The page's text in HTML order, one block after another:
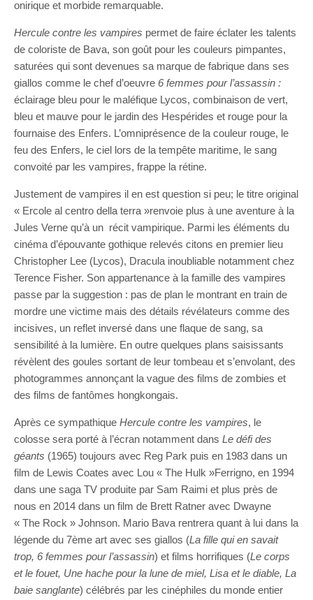
onirique et morbide remarquable.
Hercule contre les vampires permet de faire éclater les talents
de coloriste de Bava, son goût pour les couleurs pimpantes,
saturées qui sont devenues sa marque de fabrique dans ses
giallos comme le chef d’oeuvre 6 femmes pour l’assassin :
éclairage bleu pour le maléfique Lycos, combinaison de vert,
bleu et mauve pour le jardin des Hespérides et rouge pour la
fournaise des Enfers. L’omniprésence de la couleur rouge, le
feu des Enfers, le ciel lors de la tempête maritime, le sang
convoité par les vampires, frappe la rétine.
Justement de vampires il en est question si peu; le titre original
« Ercole al centro della terra »renvoie plus à une aventure à la
Jules Verne qu’à un récit vampirique. Parmi les éléments du
cinéma d’épouvante gothique relevés citons en premier lieu
Christopher Lee (Lycos), Dracula inoubliable notamment chez
Terence Fisher. Son appartenance à la famille des vampires
passe par la suggestion : pas de plan le montrant en train de
mordre une victime mais des détails révélateurs comme des
incisives, un reflet inversé dans une flaque de sang, sa
sensibilité à la lumière. En outre quelques plans saisissants
révèlent des goules sortant de leur tombeau et s’envolant, des
photogrammes annonçant la vague des films de zombies et
des films de fantômes hongkongais.
Après ce sympathique Hercule contre les vampires, le
colosse sera porté à l’écran notamment dans Le défi des
géants (1965) toujours avec Reg Park puis en 1983 dans un
film de Lewis Coates avec Lou « The Hulk »Ferrigno, en 1994
dans une saga TV produite par Sam Raimi et plus près de
nous en 2014 dans un film de Brett Ratner avec Dwayne
« The Rock » Johnson. Mario Bava rentrera quant à lui dans la
légende du 7ème art avec ses giallos (La fille qui en savait
trop, 6 femmes pour l’assassin) et films horrifiques (Le corps
et le fouet, Une hache pour la lune de miel, Lisa et le diable, La
baie sanglante) célébrés par les cinéphiles du monde entier